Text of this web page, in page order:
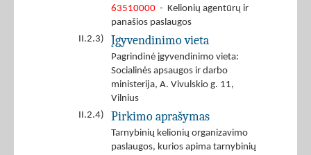
63510000 - Kelionių agentūrų ir
panašios paslaugos
II.2.3)
Įgyvendinimo vieta
Pagrindinė įgyvendinimo vieta:
Socialinės apsaugos ir darbo
ministerija, A. Vivulskio g. 11,
Vilnius
II.2.4)
Pirkimo aprašymas
Tarnybinių kelionių organizavimo
paslaugos, kurios apima tarnybinių